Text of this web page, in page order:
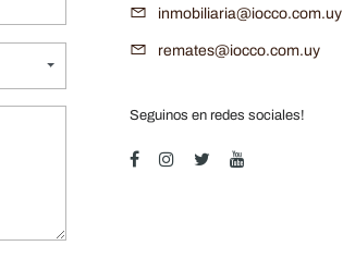
inmobiliaria@iocco.com.uy
remates@iocco.com.uy
Seguinos en redes sociales!